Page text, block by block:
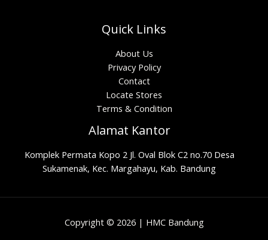
Quick Links
About Us
Privacy Policy
Contact
Locate Stores
Terms & Condition
Alamat Kantor
Komplek Permata Kopo 2 Jl. Oval Blok C2 no.70 Desa
Sukamenak, Kec. Margahayu, Kab. Bandung
Copyright © 2026 | HMC Bandung